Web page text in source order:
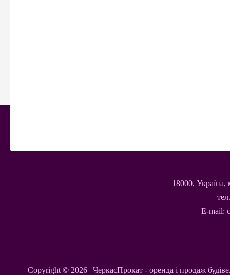
18000,
E-mail:
Copyright © 2026 | ЧеркасПрокат - оренда і продаж